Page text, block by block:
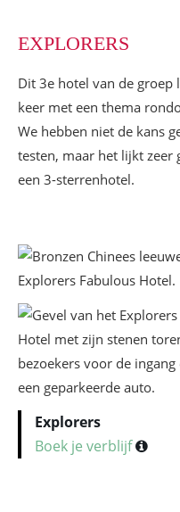
EXPLORERS
Dit 3e hotel van de groep
keer met een thema
We hebben niet de kans
testen, maar het lijkt zeer
een 3-sterrenhotel.
Explorers
Boek je verblijf